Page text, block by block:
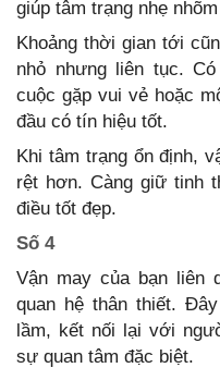
giúp tâm trạng nhẹ
Khoảng thời gian tới
nhỏ nhưng liên tục.
cuộc gặp vui vẻ hoặc
đầu có tín hiệu tốt.
Khi tâm trạng ổn định,
rệt hơn. Càng giữ tinh
điều tốt đẹp.
Số 4
Vận may của bạn liên
quan hệ thân thiết.
lầm, kết nối lại với
sự quan tâm đặc biệt.